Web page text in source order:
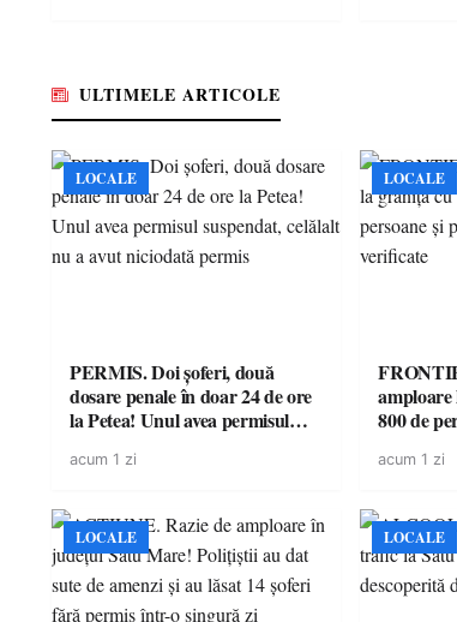
ULTIMELE ARTICOLE
LOCALE
PERMIS. Doi șoferi, două
dosare penale în doar 24 de ore
la Petea! Unul avea permisul
niciodată permis
acum 1 zi
LOCALE
800 de
acum 1 zi
LOCALE LOCALE